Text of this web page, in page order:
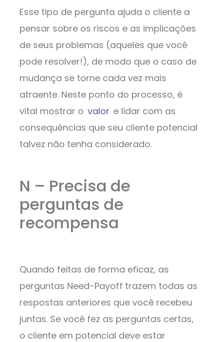
Esse tipo de pergunta ajuda o cliente a
pensar sobre os riscos e as implicações
de seus problemas (aqueles que você
pode resolver!), de modo que o caso de
mudança se torne cada vez mais
atraente. Neste ponto do processo, é
vital mostrar o valor e lidar com as
consequências que seu cliente potencial
talvez não tenha considerado.
N – Precisa de
perguntas de
recompensa
Quando feitas de forma eficaz, as
perguntas Need-Payoff trazem todas as
respostas anteriores que você recebeu
juntas. Se você fez as perguntas certas,
o cliente em potencial deve estar